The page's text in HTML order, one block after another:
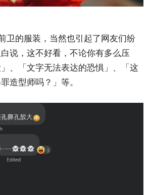
卫的服装，当然也引起了网友们纷
说，这不好看，不论你有多么压
、「文字无法表达的恐惧」、「这
造型师吗？」等。